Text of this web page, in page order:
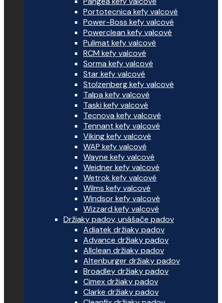
Portotecnica kefy valcové
Power-Boss kefy valcové
Powerclean kefy valcové
Pulimat kefy valcové
RCM kefy valcové
Sorma kefy valcové
Star kefy valcové
Stolzenberg kefy valcové
Talpa kefy valcové
Taski kefy valcové
Tecnova kefy valcové
Tennant kefy valcové
Viking kefy valcové
WAP kefy valcové
Wayne kefy valcové
Weidner kefy valcové
Wetrok kefy valcové
Wilms kefy valcové
Windsor kefy valcové
Wizzard kefy valcové
Držiaky padov, unášače padov
Adiatek držiaky padov
Advance držiaky padov
Allclean držiaky padov
Altenburger držiaky padov
Broadley držiaky padov
Cimex držiaky padov
Clarke držiaky padov